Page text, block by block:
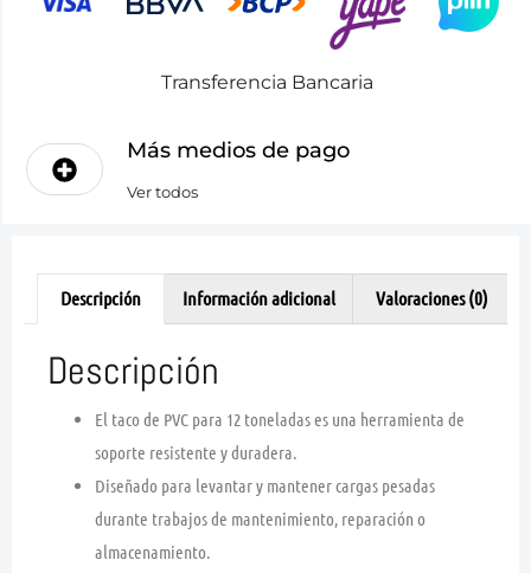
Transferencia Bancaria
Más medios de pago
Ver todos
Descripción Información adicional Valoraciones (0)
Descripción
El taco de PVC para 12 toneladas es una herramienta de
soporte resistente y duradera.
Diseñado para levantar y mantener cargas pesadas
durante trabajos de mantenimiento, reparación o
almacenamiento.